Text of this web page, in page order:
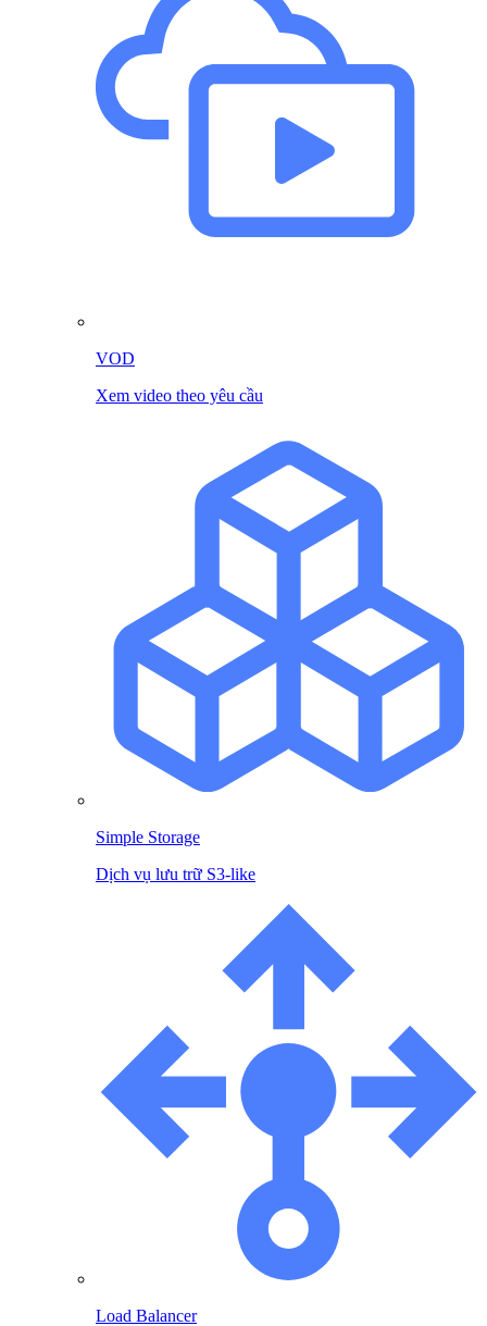
VOD
Xem video theo yêu cầu
Simple Storage
Dịch vụ lưu trữ S3-like
Load Balancer